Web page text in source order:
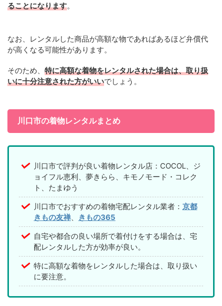
ることになります。
なお、レンタルした商品が高額な物であればあるほど弁償代
が高くなる可能性があります。
そのため、 特に高額な着物をレンタルされた場合は、取り扱
いに十分注意された方がいいでしょう。
川口市の着物レンタルまとめ
川口市で評判が良い着物レンタル店：COCOL、ジ
ョイフル恵利、夢きらら、キモノモード・コレク
ト、たまゆう
川口市でおすすめの着物宅配レンタル業者： 京都
きもの友禅
きもの365
自宅や都合の良い場所で着付けをする場合は、宅
配レンタルした方が効率が良い。
特に高額な着物をレンタルした場合は、取り扱い
に要注意。